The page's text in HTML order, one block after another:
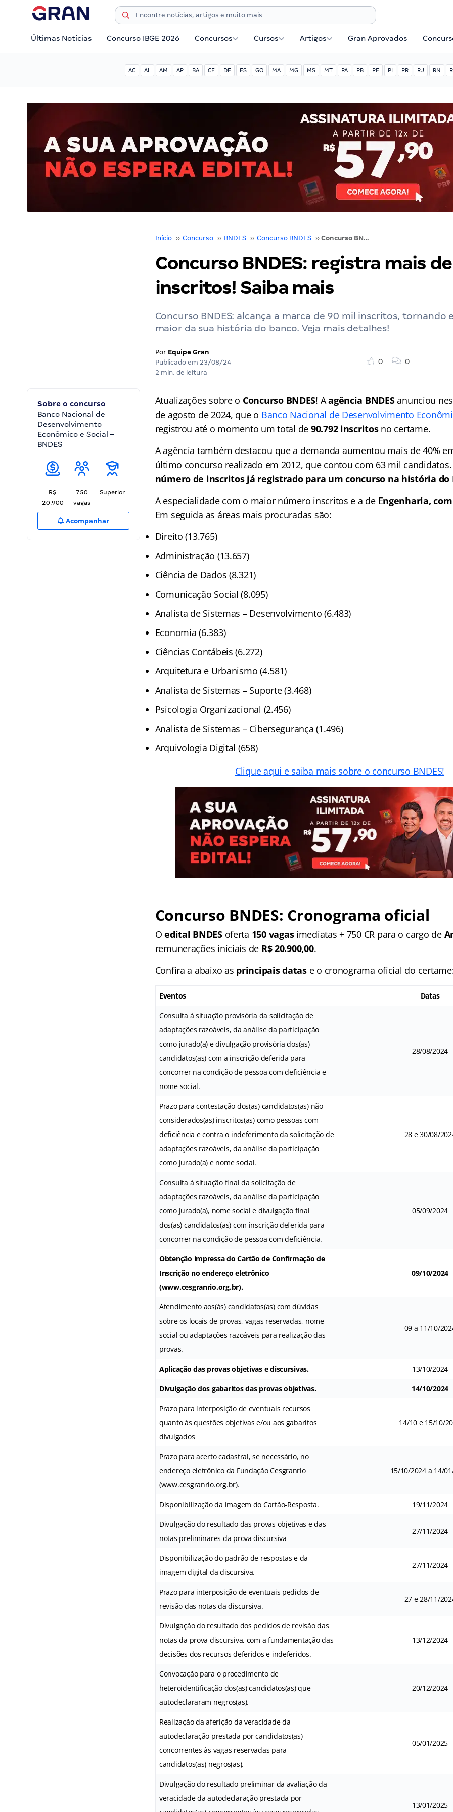
Últimas Notícias Concurso IBGE 2026 Concursos Cursos Artigos Gran Aprovados
AC AL AM AP BA CE DF ES GO MA MG MS MT PA PB PE PI PR RJ RN
Início ›› Concurso ›› BNDES ›› Concurso BNDES ›› Concurso BNDES: registra mais de 90 mil inscritos! Saiba mais
Concurso BNDES: registra mais
inscritos! Saiba mais
Concurso BNDES: alcança a marca de 90 mil inscritos, tornando
maior da sua história do banco. Veja mais detalhes!
Por Equipe Gran
Publicado em 23/08/24
2 min. de leitura
0 0
Sobre o concurso
Banco Nacional de
Desenvolvimento
Econômico e Social –
BNDES
R$
20.900
750
vagas
Superior
Acompanhar
Atualizações sobre o Concurso BNDES! Aagência BNDESanunciou
de agosto de 2024, que o Banco Nacional de Desenvolvimento
registrou até o momento um total de 90.792 inscritosno certame.
A agência também destacou que a demanda aumentou mais de 40%
último concurso realizado em 2012, que contou com 63 mil
número de inscritos já registrado para um concurso na história do
A especialidade com o maior número inscritos e a de Engenharia, com
Em seguida as áreas mais procuradas são:
Direito (13.765)
Administração (13.657)
Ciência de Dados (8.321)
Comunicação Social (8.095)
Analista de Sistemas – Desenvolvimento (6.483)
Economia (6.383)
Ciências Contábeis (6.272)
Arquitetura e Urbanismo (4.581)
Analista de Sistemas – Suporte (3.468)
Psicologia Organizacional (2.456)
Analista de Sistemas – Cibersegurança (1.496)
Arquivologia Digital (658)
Clique aqui e saiba mais sobre o concurso BNDES!
Concurso BNDES: Cronograma oficial
Oedital BNDESoferta 150 vagasimediatas + 750 CR para o cargo de
remunerações iniciais de R$ 20.900,00.
Confira a abaixo as principais datase o cronograma oficial do
Eventos Datas
Consulta à situação provisória da solicitação de
adaptações razoáveis, da análise da participação
como jurado(a) e divulgação provisória dos(as)
candidatos(as) com a inscrição deferida para
concorrer na condição de pessoa com deficiência e
nome social.
28/08/2024
Prazo para contestação dos(as) candidatos(as) não
considerados(as) inscritos(as) como pessoas com
deficiência e contra o indeferimento da solicitação de
adaptações razoáveis, da análise da participação
como jurado(a) e nome social.
28 e 30/08/
Consulta à situação final da solicitação de
adaptações razoáveis, da análise da participação
como jurado(a), nome social e divulgação final
dos(as) candidatos(as) com inscrição deferida para
concorrer na condição de pessoa com deficiência.
05/09/2024
Obtenção impressa do Cartão de Confirmação de
Inscrição no endereço eletrônico
(www.cesgranrio.org.br).
09/10/2024
Atendimento aos(às) candidatos(as) com dúvidas
sobre os locais de provas, vagas reservadas, nome
social ou adaptações razoáveis para realização das
provas.
09 a 11/10/
Aplicação das provas objetivas e discursivas. 13/10/2024
Divulgação dos gabaritos das provas objetivas. 14/10/2024
Prazo para interposição de eventuais recursos
quanto às questões objetivas e/ou aos gabaritos
divulgados
14/10 e 15/10/
Prazo para acerto cadastral, se necessário, no
endereço eletrônico da Fundação Cesgranrio
(www.cesgranrio.org.br).
15/10/2024 a 14/
Disponibilização da imagem do Cartão-Resposta. 19/11/2024
Divulgação do resultado das provas objetivas e das
notas preliminares da prova discursiva
27/11/2024
Disponibilização do padrão de respostas e da
imagem digital da discursiva.
27/11/2024
Prazo para interposição de eventuais pedidos de
revisão das notas da discursiva.
27 e 28/11/
Divulgação do resultado dos pedidos de revisão das
notas da prova discursiva, com a fundamentação das
decisões dos recursos deferidos e indeferidos.
13/12/2024
Convocação para o procedimento de
heteroidentificação dos(as) candidatos(as) que
autodeclararam negros(as).
20/12/2024
Realização da aferição da veracidade da
autodeclaração prestada por candidatos(as)
concorrentes às vagas reservadas para
candidatos(as) negros(as).
05/01/2025
Divulgação do resultado preliminar da avaliação da
veracidade da autodeclaração prestada por
13/01/2025